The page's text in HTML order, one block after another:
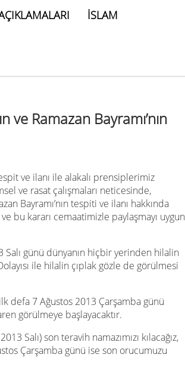
İSLAM
ve Ramazan Bayramı’nın
ve ilanı ile alakalı prensiplerimiz
ve rasat çalışmaları neticesinde,
Bayramı’nın tespiti ve ilanı hakkında
bu kararı cemaatimizle paylaşmayı uygun
günü dünyanın hiçbir yerinden hilalin
ile hilalin çıplak gözle de görülmesi
defa 7 Ağustos 2013 Çarşamba günü
görülmeye başlayacaktır.
Salı) son teravih namazımızı kılacağız,
Çarşamba günü ise son orucumuzu